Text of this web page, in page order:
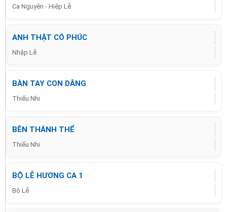
Ca Nguyện - Hiệp Lễ
ANH THẬT CÓ PHÚC
Nhập Lễ
BÀN TAY CON DÂNG
Thiếu Nhi
BÊN THÁNH THỂ
Thiếu Nhi
BỘ LỄ HƯƠNG CA 1
Bộ Lễ